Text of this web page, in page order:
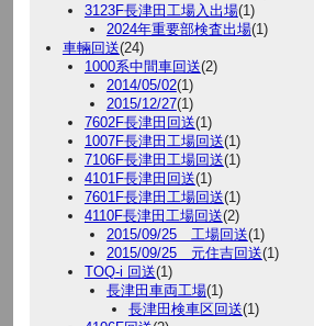
3123F長津田工場入出場(1)
2024年重要部検査出場(1)
車輛回送(24)
1000系中間車回送(2)
2014/05/02(1)
2015/12/27(1)
7602F長津田回送(1)
1007F長津田工場回送(1)
7106F長津田工場回送(1)
4101F長津田回送(1)
7601F長津田工場回送(1)
4110F長津田工場回送(2)
2015/09/25 工場回送(1)
2015/09/25 元住吉回送(1)
TOQ-i 回送(1)
長津田車両工場(1)
長津田検車区回送(1)